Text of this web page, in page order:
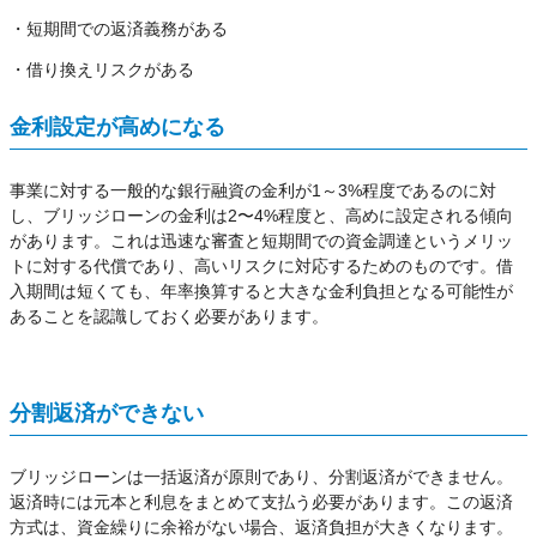
・短期間での返済義務がある
・借り換えリスクがある
金利設定が高めになる
事業に対する一般的な銀行融資の金利が1～3%程度であるのに対
し、ブリッジローンの金利は2〜4%程度と、高めに設定される傾向
があります。これは迅速な審査と短期間での資金調達というメリッ
トに対する代償であり、高いリスクに対応するためのものです。借
入期間は短くても、年率換算すると大きな金利負担となる可能性が
あることを認識しておく必要があります。
分割返済ができない
ブリッジローンは一括返済が原則であり、分割返済ができません。
返済時には元本と利息をまとめて支払う必要があります。この返済
方式は、資金繰りに余裕がない場合、返済負担が大きくなります。